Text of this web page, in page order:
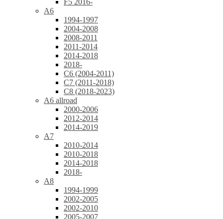
F5 2016-
A6
1994-1997
2004-2008
2008-2011
2011-2014
2014-2018
2018-
C6 (2004-2011)
C7 (2011-2018)
C8 (2018-2023)
A6 allroad
2000-2006
2012-2014
2014-2019
A7
2010-2014
2010-2018
2014-2018
2018-
A8
1994-1999
2002-2005
2002-2010
2005-2007